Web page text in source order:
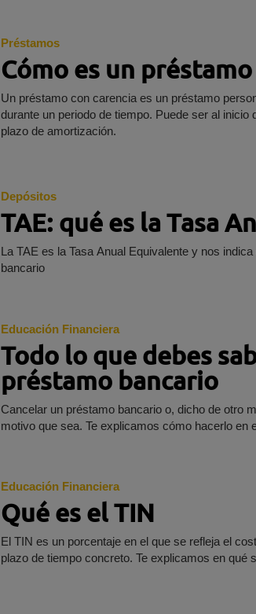
Préstamos
Cómo es un
Un préstamo con carencia es un préstamo
durante un periodo de tiempo. Puede ser al
plazo de amortización.
Depósitos
TAE: qué es la Tasa
La TAE es la Tasa Anual Equivalente y nos
bancario
Educación Financiera
Todo lo que debes
préstamo bancario
Cancelar un préstamo bancario o, dicho de otro
motivo que sea. Te explicamos cómo hacerlo en
Educación Financiera
Qué es el TIN
El TIN es un porcentaje en el que se refleja el
plazo de tiempo concreto. Te explicamos en qué